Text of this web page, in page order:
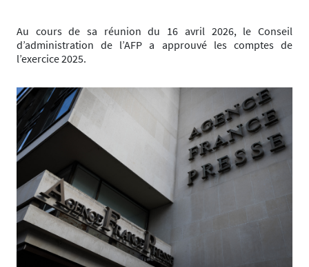
Au cours de sa réunion du 16 avril 2026, le Conseil
d’administration de l’AFP a approuvé les comptes de
l’exercice 2025.